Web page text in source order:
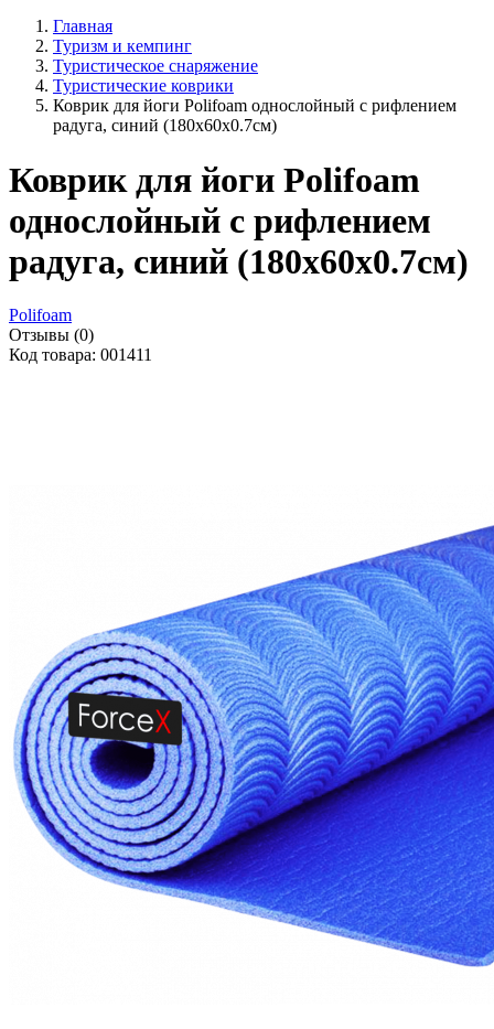
Главная
Туризм и кемпинг
Туристическое снаряжение
Туристические коврики
Коврик для йоги Polifoam однослойный c рифлением
радуга, синий (180х60х0.7см)
Коврик для йоги Polifoam
однослойный c рифлением
радуга, синий (180х60х0.7см)
Polifoam
Отзывы (0)
Код товара: 001411